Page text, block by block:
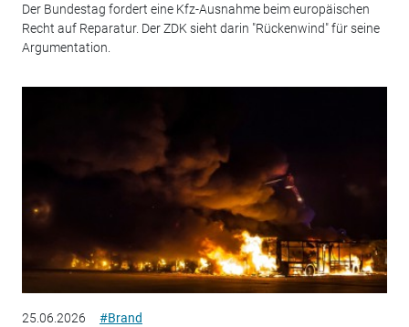
Der Bundestag fordert eine Kfz-Ausnahme beim europäischen
Recht auf Reparatur. Der ZDK sieht darin "Rückenwind" für seine
Argumentation.
25.06.2026 #Brand